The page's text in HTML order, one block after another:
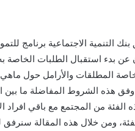
الاجتماعية برنامج
آهل 2020 ، والتي ما أن تم الإعلان عن بدء استقبال
وخاصة المطلقات والأرامل حول
هذه الشروط المفاضلة ما بين
من المجتمع مع باقي افراد
ومن خلال هذه المقالة سنرفق